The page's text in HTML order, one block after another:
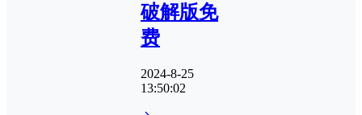
破解版免
费
2024-8-25
13:50:02